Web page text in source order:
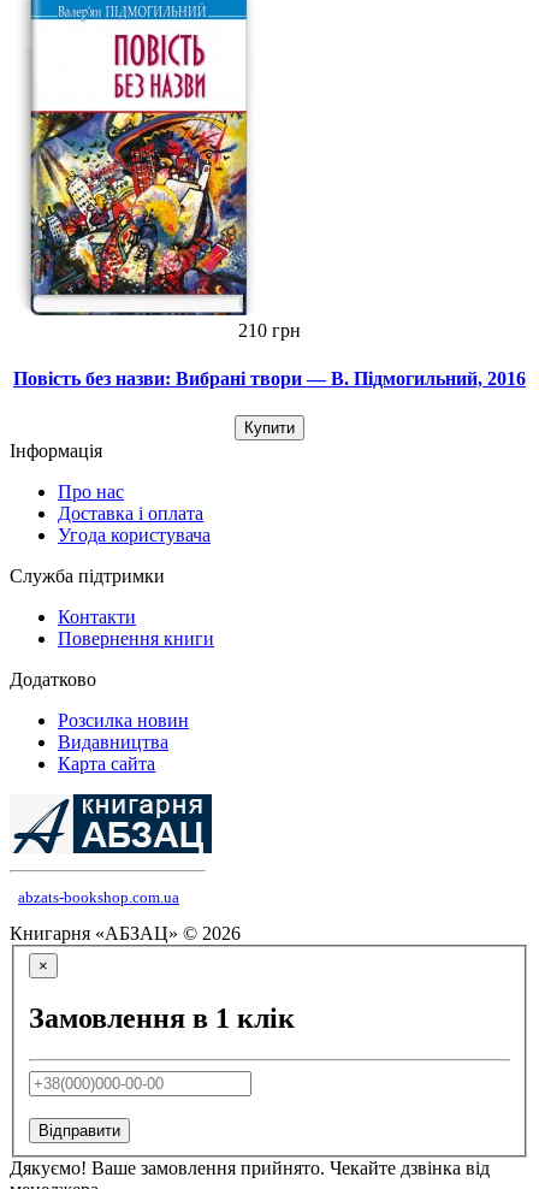
210 грн
Повість без назви: Вибрані твори — В. Підмогильний, 2016
Купити
Інформація
Про нас
Доставка і оплата
Угода користувача
Служба підтримки
Контакти
Повернення книги
Додатково
Розсилка новин
Видавництва
Карта сайта
abzats-bookshop.com.ua
Книгарня «АБЗАЦ» © 2026
×
Замовлення в 1 клік
Відправити
Дякуємо! Ваше замовлення прийнято. Чекайте дзвінка від